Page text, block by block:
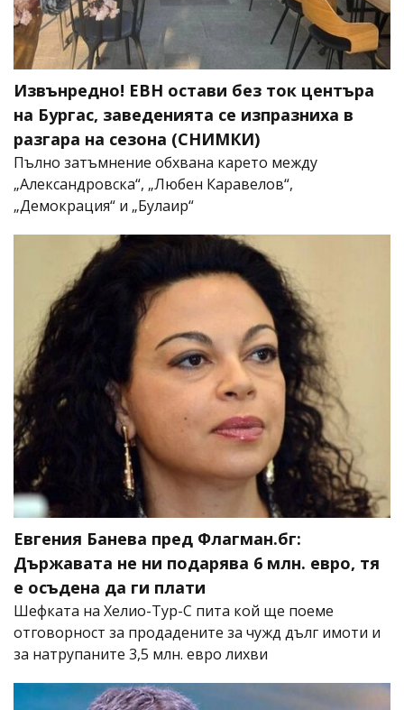
Извънредно! ЕВН остави без ток центъра
на Бургас, заведенията се изпразниха в
разгара на сезона (СНИМКИ)
Пълно затъмнение обхвана карето между
„Александровска“, „Любен Каравелов“,
„Демокрация“ и „Булаир“
Евгения Банева пред Флагман.бг:
Държавата не ни подарява 6 млн. евро, тя
е осъдена да ги плати
Шефката на Хелио-Тур-С пита кой ще поеме
отговорност за продадените за чужд дълг имоти и
за натрупаните 3,5 млн. евро лихви